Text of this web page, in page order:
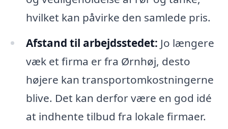
hvilket kan påvirke den samlede pris.
Afstand til arbejdsstedet: Jo længere
væk et firma er fra Ørnhøj, desto
højere kan transportomkostningerne
blive. Det kan derfor være en god idé
at indhente tilbud fra lokale firmaer.